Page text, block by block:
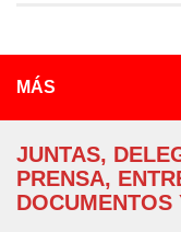
MÁS
JUNTAS,
PRENSA,